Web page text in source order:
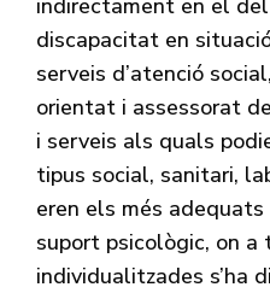
indirectament en el
discapacitat en
serveis d’atenció
orientat i assessorat
i serveis als quals
tipus social, sanitari,
eren els més
suport psicològic, on a
individualitzades s’ha